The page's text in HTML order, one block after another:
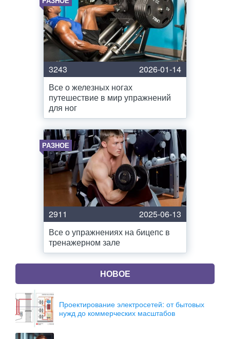
3243
2026-01-14
Все о железных ногах
путешествие в мир упражнений
для ног
РАЗНОЕ
2911
2025-06-13
Все о упражнениях на бицепс в
тренажерном зале
НОВОЕ
Проектирование электросетей: от бытовых
нужд до коммерческих масштабов